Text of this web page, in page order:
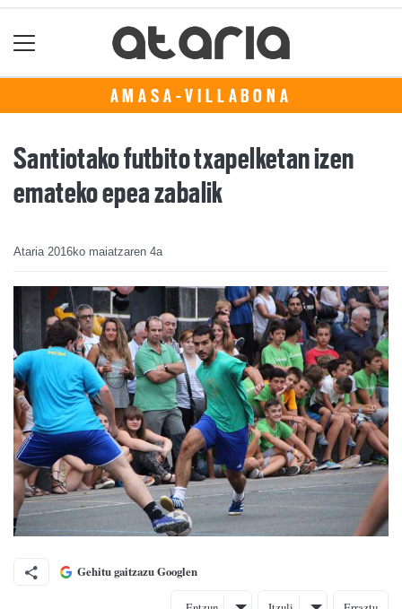
AMASA-VILLABONA
Santiotako futbito txapelketan izen
emateko epea zabalik
Ataria 2016ko maiatzaren 4a
Gehitu gaitzazu Googlen